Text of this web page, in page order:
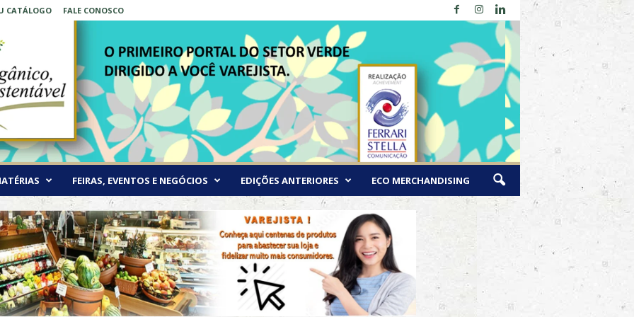
CATÁLOGO FALE CONOSCO
FEIRAS, EVENTOS E NEGÓCIOS EDIÇÕES ANTERIORES ECO MERCHANDISING